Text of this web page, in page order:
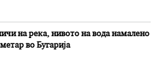
на река, нивото на вода намалено
во Бугарија